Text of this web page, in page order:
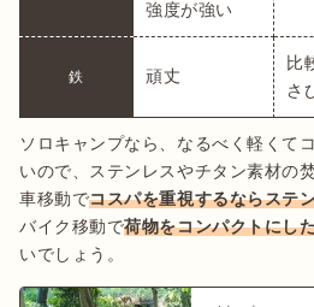
鉄 頑丈
比
さ
ソロキャンプなら、なるべく軽くて
いので、ステンレスやチタン素材の
車移動でコスパを重視するならステ
バイク移動で荷物をコンパクトにし
いでしょう。